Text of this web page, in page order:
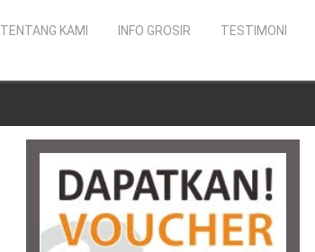
TESTIMONI
INFO GROSIR
TENTANG KAMI